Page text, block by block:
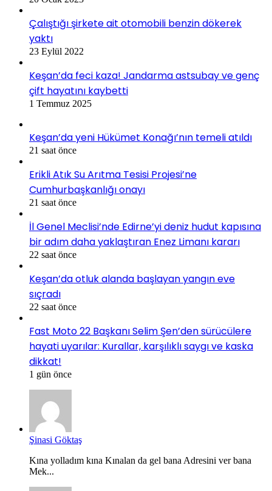
Çalıştığı şirkete ait otomobili benzin dökerek
yaktı
23 Eylül 2022
Keşan’da feci kaza! Jandarma astsubay ve genç
çift hayatını kaybetti
1 Temmuz 2025
Keşan’da yeni Hükümet Konağı’nın temeli atıldı
21 saat önce
Erikli Atık Su Arıtma Tesisi Projesi’ne
Cumhurbaşkanlığı onayı
21 saat önce
İl Genel Meclisi’nde Edirne’yi deniz hudut kapısına
bir adım daha yaklaştıran Enez Limanı kararı
22 saat önce
Keşan’da otluk alanda başlayan yangın eve
sıçradı
22 saat önce
Fast Moto 22 Başkanı Selim Şen’den sürücülere
hayati uyarılar: Kurallar, karşılıklı saygı ve kaska
dikkat!
1 gün önce
Şinasi Göktaş
Kına yolladım kına Kınalan da gel bana Adresini ver bana
Mek...